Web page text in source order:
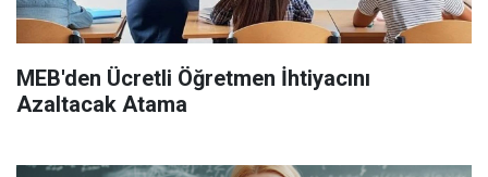
MEB'den Ücretli Öğretmen İhtiyacını
Azaltacak Atama